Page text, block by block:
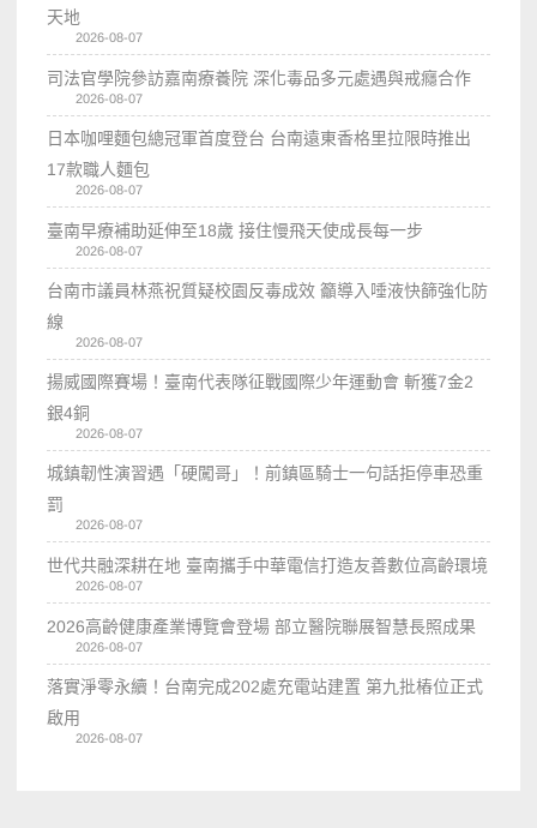
天地
2026-08-07
司法官學院參訪嘉南療養院 深化毒品多元處遇與戒癮合作
2026-08-07
日本咖哩麵包總冠軍首度登台 台南遠東香格里拉限時推出
17款職人麵包
2026-08-07
臺南早療補助延伸至18歲 接住慢飛天使成長每一步
2026-08-07
台南市議員林燕祝質疑校園反毒成效 籲導入唾液快篩強化防
線
2026-08-07
揚威國際賽場！臺南代表隊征戰國際少年運動會 斬獲7金2
銀4銅
2026-08-07
城鎮韌性演習遇「硬闖哥」！前鎮區騎士一句話拒停車恐重
罰
2026-08-07
世代共融深耕在地 臺南攜手中華電信打造友善數位高齡環境
2026-08-07
2026高齡健康產業博覽會登場 部立醫院聯展智慧長照成果
2026-08-07
落實淨零永續！台南完成202處充電站建置 第九批樁位正式
啟用
2026-08-07